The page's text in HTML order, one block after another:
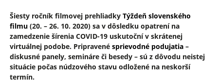
Šiesty ročník filmovej prehliadky Týždeň slovenského
filmu (20. – 26. 10. 2020) sa v dôsledku opatrení na
zamedzenie šírenia COVID-19 uskutoční v skrátenej
virtuálnej podobe. Pripravené sprievodné podujatia –
diskusné panely, semináre či besedy – sú z dôvodu neistej
situácie počas núdzového stavu odložené na neskorší
termín.